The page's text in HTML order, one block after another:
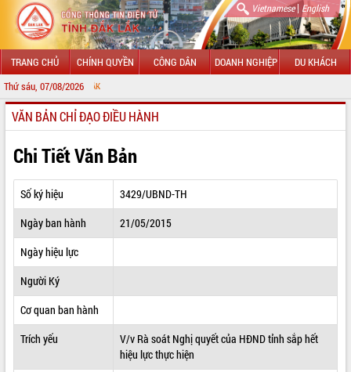
Vietnamese| English
TRANG CHỦ CHÍNH QUYỀN CÔNG DÂN DOANH NGHIỆP DU KHÁCH
Thứ sáu, 07/08/2026
GIỚI THIỆU
LÃNH ĐẠO UBND TỈNH
TIN TỨC SỰ KIỆN
SỞ, BAN, NGÀNH
THÔNG TIN CHỈ ĐẠO ĐIỀU HÀNH
HỆ THỐNG VĂN BẢN
VĂN BẢN HĐND TỈNH
VĂN BẢN CHỈ ĐẠO ĐIỀU HÀNH
Chi Tiết Văn Bản
Số ký hiệu
3429/UBND-TH
Ngày ban hành
21/05/2015
Ngày hiệu lực
Người Ký
Cơ quan ban hành
Trích yếu
V/v Rà soát Nghị quyết của HĐND tỉnh sắp hết
hiệu lực thực hiện